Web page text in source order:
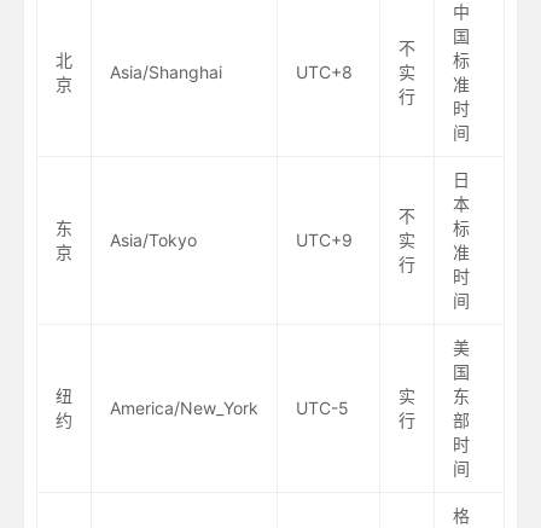
北
京
Asia/Shanghai UTC+8
不
实
行
中
国
标
准
时
间
东
京
Asia/Tokyo UTC+9
不
实
行
日
本
标
准
时
间
纽
约
America/New_York UTC-5
实
行
美
国
东
部
时
间
格